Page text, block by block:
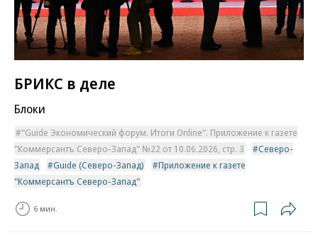
БРИКС в деле
Блоки
"Guide Экономический форум. Итоги Online". Приложение к газете
"Коммерсантъ Северо-Запад" №22 от 10.06.2026, стр. 3
Северо-
Запад
Guide (Северо-Запад)
Приложение к газете
"Коммерсантъ Северо-Запад"
6 мин.